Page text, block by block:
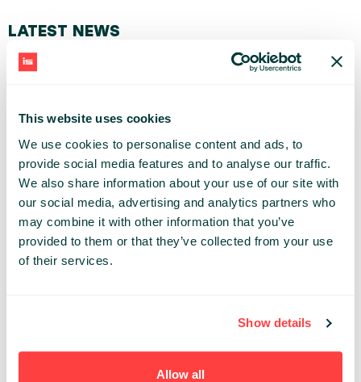
This website uses cookies
We use cookies to personalise content and ads, to
provide social media features and to analyse our traffic.
We also share information about your use of our site with
our social media, advertising and analytics partners who
may combine it with other information that you’ve
provided to them or that they’ve collected from your use
of their services.
Show details
Allow all
LATEST NEWS
Od czego zależy sukces wdrożeń AI? - polskie i
13.06.2025
🤝 Networking i zabawa na Infoshare 2025
30.04.2025
⭐ Spotkaj liderów innowacji | Keynote Speakers
23.04.2025
🎸 Zagraj na Great Networking Party | Call for
Bands 16.04.2025